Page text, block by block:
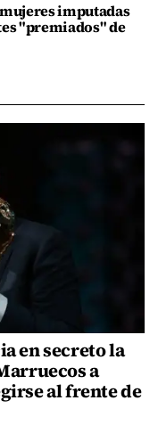
imputadas
"premiados" de
en secreto la
a
al frente de